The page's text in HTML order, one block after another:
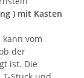
) mit Kasten
vom
der
ist. Die